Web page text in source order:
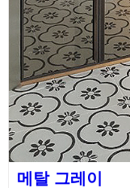
메탈 그레이